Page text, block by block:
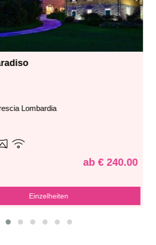
Lombardia
ab € 240.00
Einzelheiten